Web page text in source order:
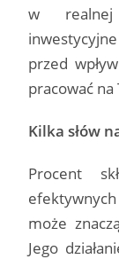
w realnej
przed
pracować na
Kilka słów
Procent
może
Jego